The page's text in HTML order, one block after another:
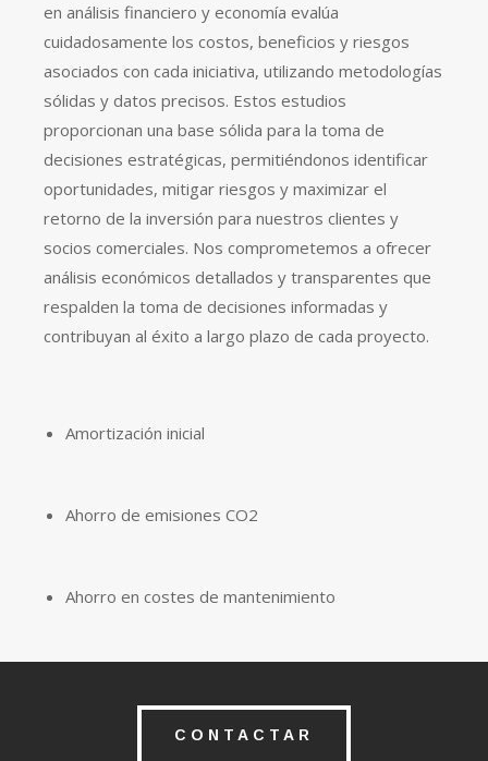
en análisis financiero y economía evalúa
cuidadosamente los costos, beneficios y riesgos
asociados con cada iniciativa, utilizando metodologías
sólidas y datos precisos. Estos estudios
proporcionan una base sólida para la toma de
decisiones estratégicas, permitiéndonos identificar
oportunidades, mitigar riesgos y maximizar el
retorno de la inversión para nuestros clientes y
socios comerciales. Nos comprometemos a ofrecer
análisis económicos detallados y transparentes que
respalden la toma de decisiones informadas y
contribuyan al éxito a largo plazo de cada proyecto.
Amortización inicial
Ahorro de emisiones CO2
Ahorro en costes de mantenimiento
CONTACTAR